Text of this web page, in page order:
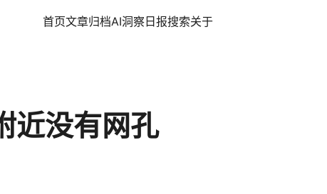
首页文章归档AI洞察日报搜索关于
近没有网孔